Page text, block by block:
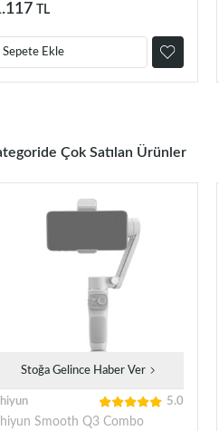
TL
Sepete Ekle
Çok Satılan Ürünler
Stoğa Gelince Haber Ver
5.0
Smooth Q3 Combo